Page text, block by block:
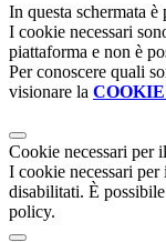
In questa schermata
I cookie necessari
piattaforma e non è
Per conoscere quali
visionare la
Cookie necessari per
I cookie necessari per
disabilitati. È
policy.